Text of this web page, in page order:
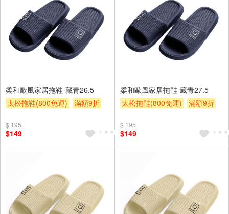
柔和歐風家居拖鞋-藏青26.5
太松拖鞋(800免運)
滿額9折
$ 195
$149
柔和歐風家居拖鞋-藏青27.5
太松拖鞋(800免運)
滿額9折
$ 195
$149